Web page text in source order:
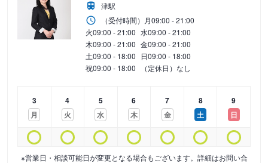
津駅
（受付時間） 月09:00 - 21:00
火09:00 - 21:00 水09:00 - 21:00
木09:00 - 21:00 金09:00 - 21:00
土09:00 - 18:00 日09:00 - 18:00
祝09:00 - 18:00 （定休日）なし
3
月
4
火
5
水
6
木
7
金
8
土
9
日
※営業日・相談可能日が変更となる場合もございます。詳細はお問い合